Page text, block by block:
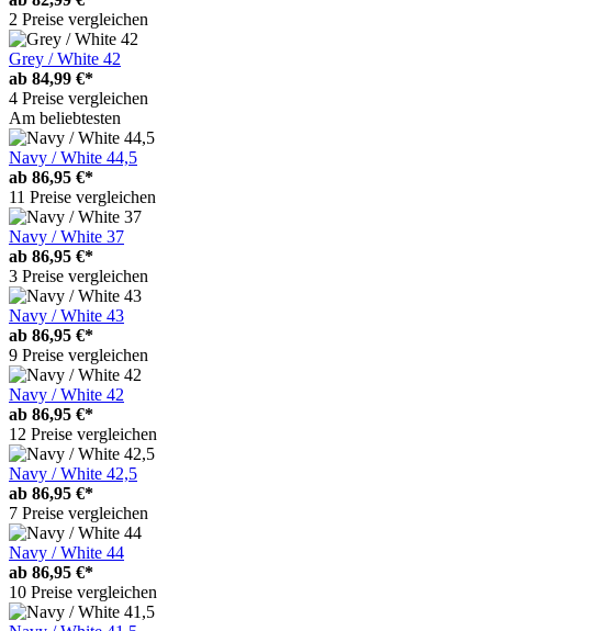
2 Preise vergleichen
Grey / White 42
ab 84,99 €*
4 Preise vergleichen
Am beliebtesten
Navy / White 44,5
ab 86,95 €*
11 Preise vergleichen
Navy / White 37
ab 86,95 €*
3 Preise vergleichen
Navy / White 43
ab 86,95 €*
9 Preise vergleichen
Navy / White 42
ab 86,95 €*
12 Preise vergleichen
Navy / White 42,5
ab 86,95 €*
7 Preise vergleichen
Navy / White 44
ab 86,95 €*
10 Preise vergleichen